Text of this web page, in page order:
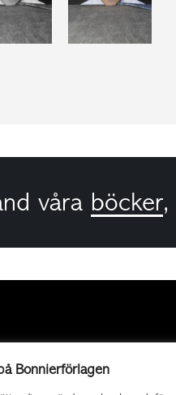
Bonnierförlagen
våra böcker,
allmänutgivande